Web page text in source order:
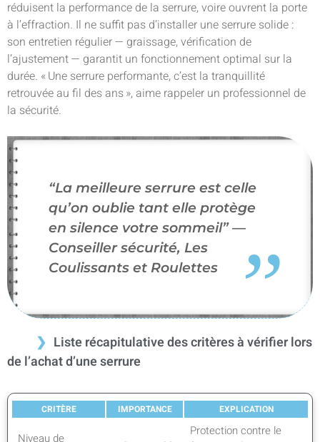
réduisent la performance de la serrure, voire ouvrent la porte
à l’effraction. Il ne suffit pas d’installer une serrure solide :
son entretien régulier — graissage, vérification de
l’ajustement — garantit un fonctionnement optimal sur la
durée. « Une serrure performante, c’est la tranquillité
retrouvée au fil des ans », aime rappeler un professionnel de
la sécurité.
“La meilleure serrure est celle
qu’on oublie tant elle protège
en silence votre sommeil” —
Conseiller sécurité, Les
Coulissants et Roulettes
Liste récapitulative des critères à vérifier lors
de l’achat d’une serrure
CRITÈRE IMPORTANCE EXPLICATION
Niveau de
Protection contre le